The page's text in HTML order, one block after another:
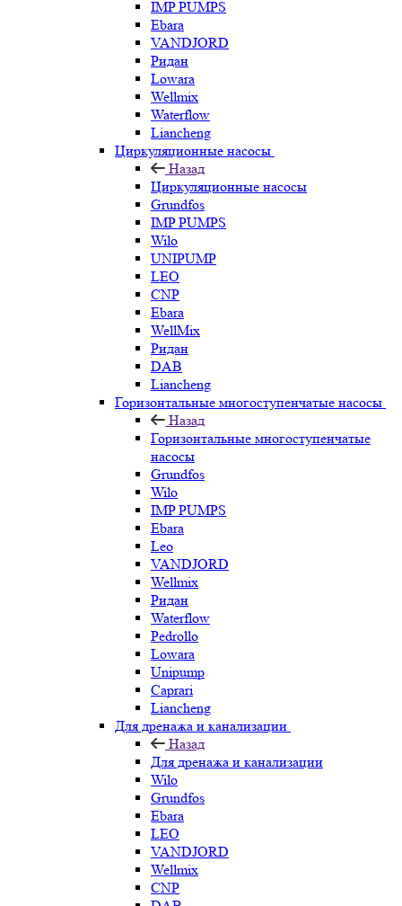
IMP PUMPS
Ebara
VANDJORD
Ридан
Lowara
Wellmix
Waterflow
Liancheng
Циркуляционные насосы
Назад
Циркуляционные насосы
Grundfos
IMP PUMPS
Wilo
UNIPUMP
LEO
CNP
Ebara
WellMix
Ридан
DAB
Liancheng
Горизонтальные многоступенчатые насосы
Назад
Горизонтальные многоступенчатые
насосы
Grundfos
Wilo
IMP PUMPS
Ebara
Leo
VANDJORD
Wellmix
Ридан
Waterflow
Pedrollo
Lowara
Unipump
Caprari
Liancheng
Для дренажа и канализации
Назад
Для дренажа и канализации
Wilo
Grundfos
Ebara
LEO
VANDJORD
Wellmix
CNP